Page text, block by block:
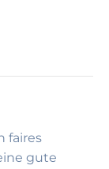
faires
gute